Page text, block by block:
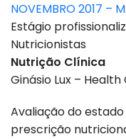
NOVEMBRO 2017 –
Estágio
Nutricionistas
Nutrição Clínica
Ginásio Lux – Health
Avaliação do
prescrição